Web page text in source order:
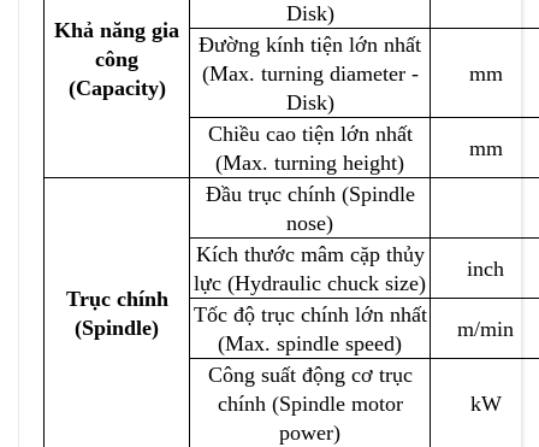
Khả năng gia
công
(Capacity)
Disk)
Đường kính tiện lớn nhất
(Max. turning diameter -
Disk)
mm
Chiều cao tiện lớn nhất
(Max. turning height)
mm
Trục chính
(Spindle)
Đầu trục chính (Spindle
nose)
Kích thước mâm cặp thủy
lực (Hydraulic chuck size)
inch
Tốc độ trục chính lớn nhất
(Max. spindle speed)
m/min
Công suất động cơ trục
chính (Spindle motor
power)
kW